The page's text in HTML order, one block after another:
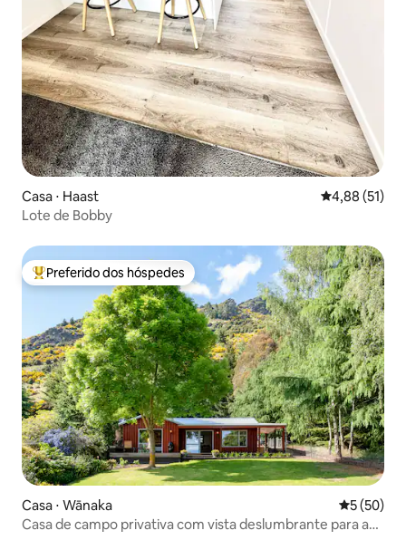
Casa ⋅ Haast 4,88 de uma
4,88 (51)
Lote de Bobby
Entre os melhores preferidos dos hóspedes
Preferido dos hóspedes
Casa ⋅ Wānaka 5 de uma
5 (50)
Casa de campo privativa com vista deslumbrante para a